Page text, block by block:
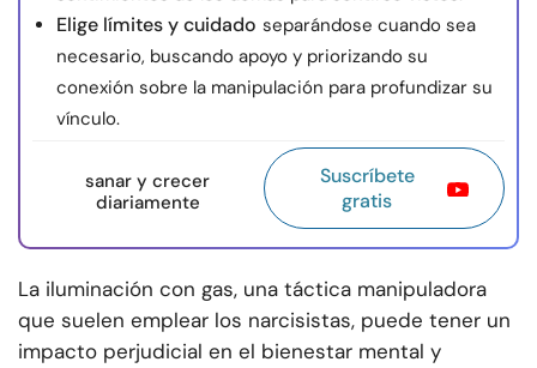
Elige límites y cuidado separándose cuando sea
necesario, buscando apoyo y priorizando su
conexión sobre la manipulación para profundizar su
vínculo.
sanar y crecer
diariamente
Suscríbete
gratis
La iluminación con gas, una táctica manipuladora
que suelen emplear los narcisistas, puede tener un
impacto perjudicial en el bienestar mental y